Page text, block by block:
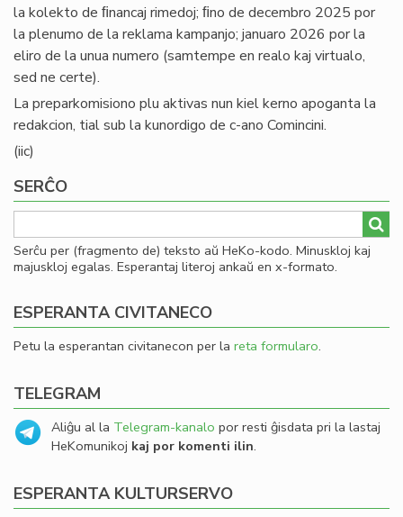
la kolekto de ﬁnancaj rimedoj; ﬁno de decembro 2025 por
la plenumo de la reklama kampanjo; januaro 2026 por la
eliro de la unua numero (samtempe en realo kaj virtualo,
sed ne certe).
La preparkomisiono plu aktivas nun kiel kerno apoganta la
redakcion, tial sub la kunordigo de c-ano Comincini.
(iic)
SERĈO
Serĉu per (fragmento de) teksto aŭ HeKo-kodo. Minuskloj kaj
majuskloj egalas. Esperantaj literoj ankaŭ en x-formato.
ESPERANTA CIVITANECO
Petu la esperantan civitanecon per la reta formularo.
TELEGRAM
Aliĝu al la Telegram-kanalo por resti ĝisdata pri la lastaj
HeKomunikoj kaj por komenti ilin.
ESPERANTA KULTURSERVO